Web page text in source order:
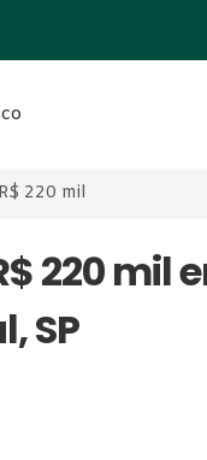
220 mil
220 mil
SP